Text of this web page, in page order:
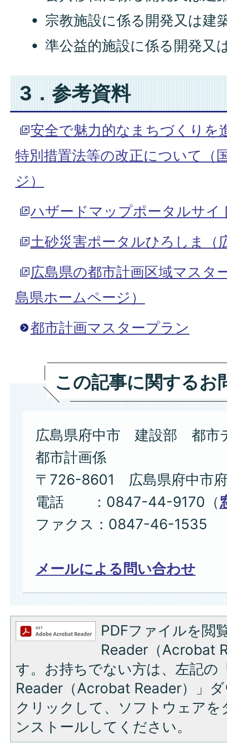
宗教施設に係る開発又は建
準公益的施設に係る開発又
3．参考資料
安全で魅力的なまちづくりを
特別措置法等の改正について（
ジ）
ハザードマップポータルサイ
土砂災害ポータルひろしま（
広島県の都市計画区域マスタ
島県ホームページ）
都市計画マスタープラン
この記事に関するお
広島県府中市 建設部 都市
都市計画係
〒726-8601 広島県府中市
電話 ：0847-44-9170（
ファクス：0847-46-1535
メールによる問い合わせ
PDFファイルを閲
Reader（Acrobat
す。お持ちでない方は、左記の
Reader（Acrobat Reader）」
クリックして、ソフトウェア
ンストールしてください。